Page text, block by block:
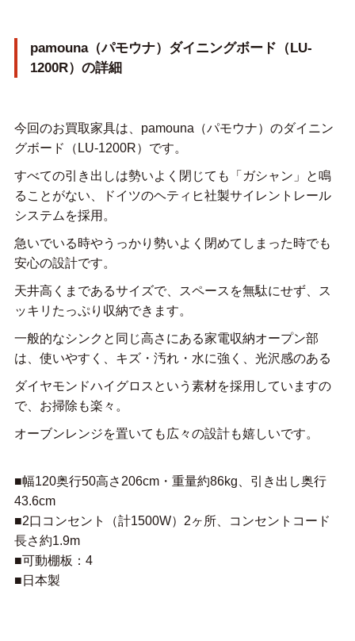
pamouna（パモウナ）ダイニングボード（LU-
1200R）の詳細
今回のお買取家具は、pamouna（パモウナ）のダイニン
グボード（LU-1200R）です。
すべての引き出しは勢いよく閉じても「ガシャン」と鳴
ることがない、ドイツのヘティヒ社製サイレントレール
システムを採用。
急いでいる時やうっかり勢いよく閉めてしまった時でも
安心の設計です。
天井高くまであるサイズで、スペースを無駄にせず、ス
ッキリたっぷり収納できます。
一般的なシンクと同じ高さにある家電収納オープン部
は、使いやすく、キズ・汚れ・水に強く、光沢感のある
ダイヤモンドハイグロスという素材を採用していますの
で、お掃除も楽々。
オーブンレンジを置いても広々の設計も嬉しいです。
■幅120奥行50高さ206cm・重量約86kg、引き出し奥行
43.6cm
■2口コンセント（計1500W）2ヶ所、コンセントコード
長さ約1.9m
■可動棚板：4
■日本製